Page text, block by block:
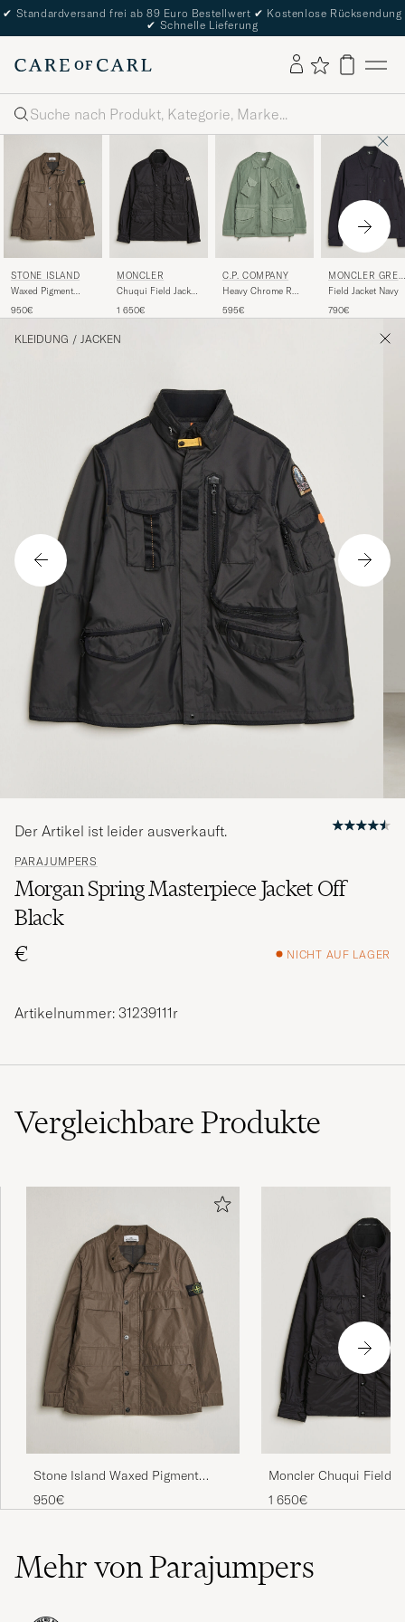
✔ Standardversand frei ab 89 Euro Bestellwert ✔ Kostenlose Rücksendung
✔ Schnelle Lieferung
Suche
STONE ISLAND
Waxed Pigment
Jacket Umber
950€
MONCLER
Chuqui Field Jacket
1 650€
C.P. COMPANY
Heavy Chrome R
595€
MONCLER
BLE
Field Jacket Navy
790€
KLEIDUNG / JACKEN
PARAJUMPERS
Morgan Spring Masterpiece Jacket Off
Black
€
NICHT AUF LAGER
Der Artikel ist leider ausverkauft.
Artikelnummer: 31239111r
VergleichbareProdukte
Stone Island Waxed Pigment
Cotton Tela Field Jacket Umber
950€
Moncler Chuqui Field
1 650€
Mehr von Parajumpers